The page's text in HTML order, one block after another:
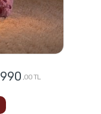
990 ,00 TL